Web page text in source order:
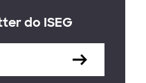
do ISEG